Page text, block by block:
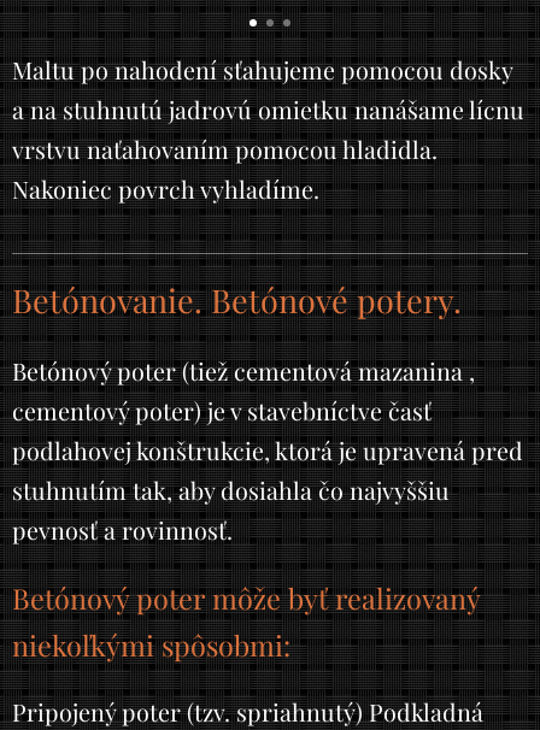
Maltu po nahodení sťahujeme pomocou dosky
a na stuhnutú jadrovú omietku nanášame lícnu
vrstvu naťahovaním pomocou hladidla.
Nakoniec povrch vyhladíme.
Betónovanie. Betónové potery.
Betónový poter(tiežcementová mazanina ,
cementový poter) je v stavebníctve časť
podlahovej konštrukcie, ktorá je upravená pred
stuhnutím tak, aby dosiahla čo najvyššiu
pevnosť a rovinnosť.
Betónový poter môže byť realizovaný
niekoľkými spôsobmi:
Pripojený poter (tzv. spriahnutý) Podkladná